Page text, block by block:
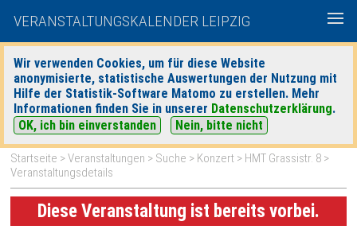
VERANSTALTUNGSKALENDER LEIPZIG
Wir verwenden Cookies, um für diese Website
anonymisierte, statistische Auswertungen der Nutzung mit
Hilfe der Statistik-Software Matomo zu erstellen. Mehr
Informationen finden Sie in unserer Datenschutzerklärung.
OK, ich bin einverstanden
Nein, bitte nicht
heute|morgen| Detaillierte Suche
Startseite >Veranstaltungen > Suche > Konzert > HMT Grassistr. 8 >
Veranstaltungsdetails
Diese Veranstaltung ist bereits vorbei.